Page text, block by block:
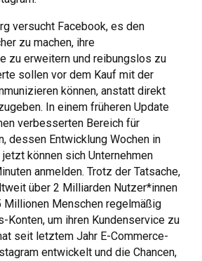
versucht Facebook, es den
zu machen, ihre
zu erweitern und reibungslos zu
sollen vor dem Kauf mit der
können, anstatt direkt
In einem früheren Update
verbesserten Bereich für
dessen Entwicklung Wochen in
jetzt können sich Unternehmen
anmelden. Trotz der Tatsache,
über 2 Milliarden Nutzer*innen
Millionen Menschen regelmäßig
Konten, um ihren Kundenservice zu
seit letztem Jahr E-Commerce-
entwickelt und die Chancen,